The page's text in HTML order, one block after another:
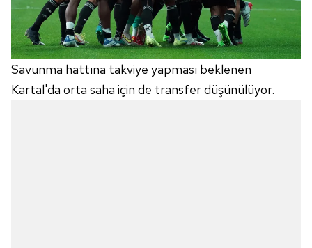
Savunma hattına takviye yapması beklenen
Kartal'da orta saha için de transfer düşünülüyor.